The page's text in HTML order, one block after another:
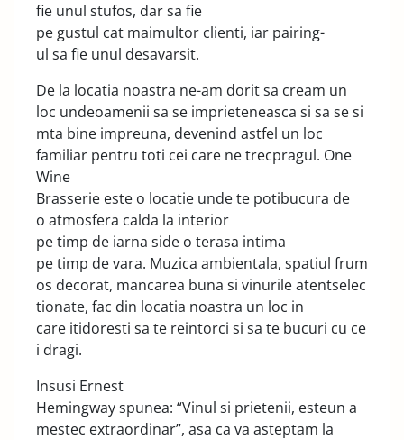
fie unul stufos, dar sa fie
pe gustul cat maimultor clienti, iar pairing-
ul sa fie unul desavarsit.
De la locatia noastra ne-am dorit sa cream un
loc undeoamenii sa se imprieteneasca si sa se si
mta bine impreuna, devenind astfel un loc
familiar pentru toti cei care ne trecpragul. One
Wine
Brasserie este o locatie unde te potibucura de
o atmosfera calda la interior
pe timp de iarna side o terasa intima
pe timp de vara. Muzica ambientala, spatiul frum
os decorat, mancarea buna si vinurile atentselec
tionate, fac din locatia noastra un loc in
care itidoresti sa te reintorci si sa te bucuri cu ce
i dragi.
Insusi Ernest
Hemingway spunea: “Vinul si prietenii, esteun a
mestec extraordinar”, asa ca va asteptam la